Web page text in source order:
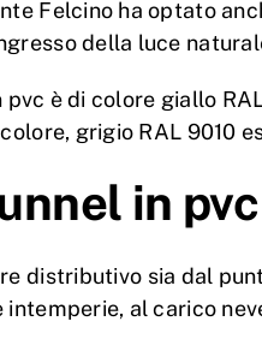
Felcino ha optato
della luce
è di colore giallo
grigio RAL 9010
in
distributivo sia dal
al carico